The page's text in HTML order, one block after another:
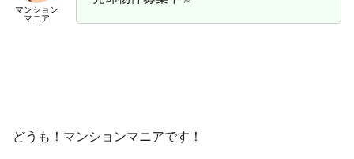
マンション
マニア
どうも！マンションマニアです！